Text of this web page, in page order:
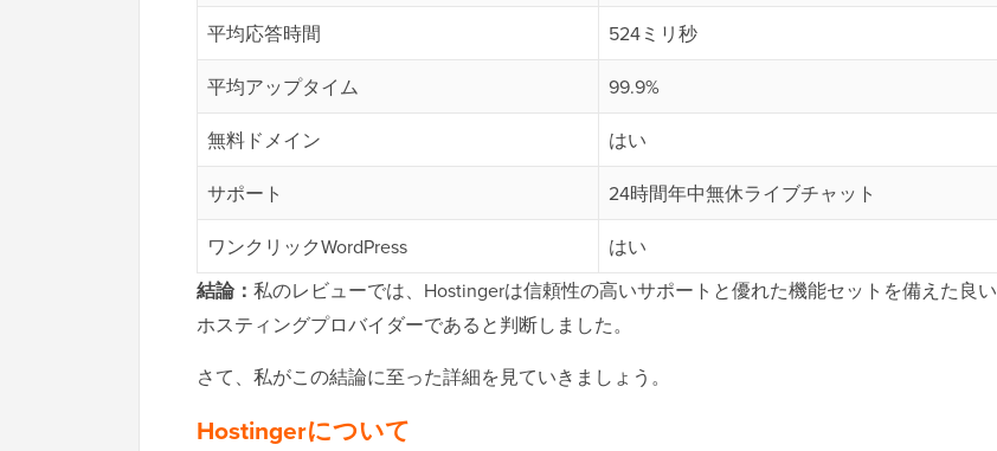
平均応答時間 524ミリ秒
平均アップタイム 99.9%
無料ドメイン はい
サポート 24時間年中無休ライブチャット
ワンクリックWordPress はい
結論： 私のレビューでは、Hostingerは信頼性の高いサポートと優れた機能セットを備えた良い
ホスティングプロバイダーであると判断しました。
さて、私がこの結論に至った詳細を見ていきましょう。
Hostingerについて